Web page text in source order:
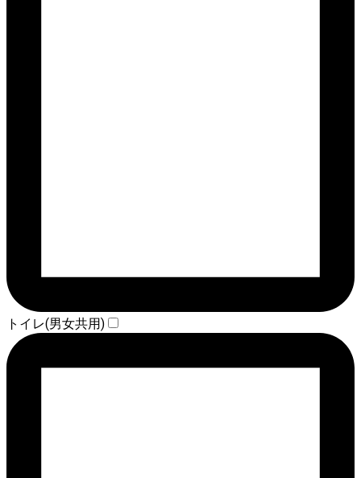
トイレ(男女共用)